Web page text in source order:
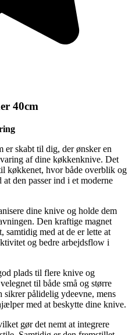
40cm
skabt til dig, der ønsker en
af dine køkkenknive. Det
køkkenet, hvor både overblik og
den passer ind i et moderne
dine knive og holde dem
Den kraftige magnet
samtidig med at de er lette at
og bedre arbejdsflow i
plads til flere knive og
til både små og større
pålidelig ydeevne, mens
med at beskytte dine knive.
gør det nemt at integrere